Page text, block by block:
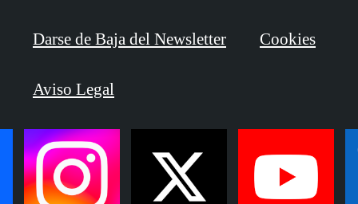
Darse de Baja del Newsletter Cookies
Aviso Legal